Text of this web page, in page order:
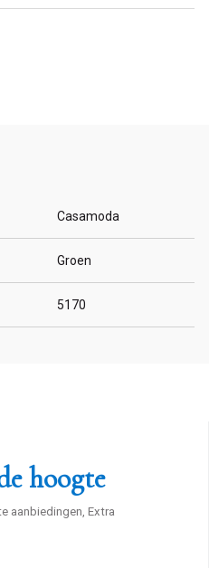
Casamoda
Groen
5170
hoogte
aanbiedingen, Extra